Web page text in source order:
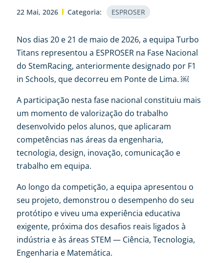
22 Mai, 2026 Categoria: ESPROSER
Nos dias 20 e 21 de maio de 2026, a equipa Turbo
Titans representou a ESPROSER na Fase Nacional
do StemRacing, anteriormente designado por F1
in Schools, que decorreu em Ponte de Lima. ​￼​
A participação nesta fase nacional constituiu mais
um momento de valorização do trabalho
desenvolvido pelos alunos, que aplicaram
competências nas áreas da engenharia,
tecnologia, design, inovação, comunicação e
trabalho em equipa.
Ao longo da competição, a equipa apresentou o
seu projeto, demonstrou o desempenho do seu
protótipo e viveu uma experiência educativa
exigente, próxima dos desafios reais ligados à
indústria e às áreas STEM — Ciência, Tecnologia,
Engenharia e Matemática.